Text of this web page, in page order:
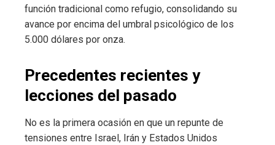
función tradicional como refugio, consolidando su
avance por encima del umbral psicológico de los
5.000 dólares por onza.
Precedentes recientes y
lecciones del pasado
No es la primera ocasión en que un repunte de
tensiones entre Israel, Irán y Estados Unidos